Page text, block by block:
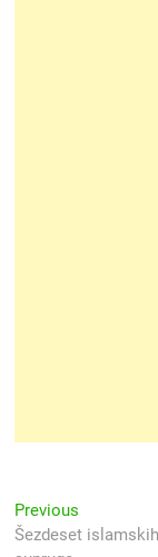
Navigacija
objava
Previous
post:
Šezdeset